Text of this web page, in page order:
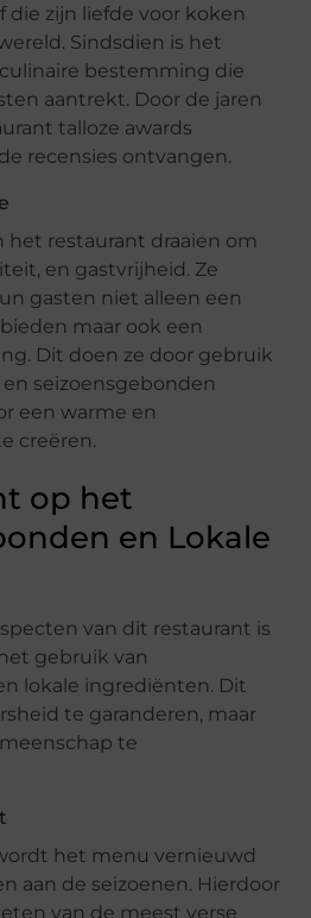
die zijn liefde voor koken
Sindsdien is het
bestemming die
aantrekt. Door de jaren
talloze awards
recensies ontvangen.
het restaurant draaien om
en gastvrijheid. Ze
gasten niet alleen een
maar ook een
Dit doen ze door gebruik
seizoensgebonden
een warme en
creëren.
op het
en Lokale
van dit restaurant is
gebruik van
lokale ingrediënten. Dit
te garanderen, maar
te
het menu vernieuwd
aan de seizoenen. Hierdoor
van de meest verse